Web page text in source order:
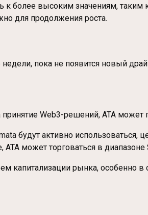
к более высоким значениям, таким
для продолжения роста.
пока не появится новый
Web3-решений, ATA может
будут активно использоваться,
может торговаться в диапазоне
рынка, особенно в